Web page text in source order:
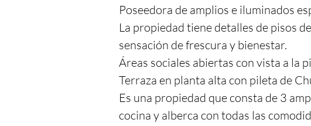
Poseedora de amplios e iluminados
La propiedad tiene detalles de pisos
sensación de frescura y bienestar.
Áreas sociales abiertas con vista a la
Terraza en planta alta con pileta de
Es una propiedad que consta de 3
cocina y alberca con todas las